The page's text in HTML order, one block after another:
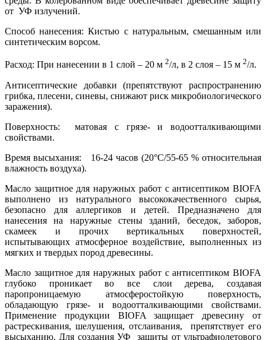
от УФ излучений.
Способ нанесения: Кистью с натуральным, смешанным или
синтетическим ворсом.
Расход: При нанесении в 1 слой – 20 м 2/л, в 2 слоя – 15 м 2/л.
Антисептические добавки (препятствуют распространению
грибка, плесени, синевы, снижают риск микробиологического
заражения).
Поверхность: матовая с грязе- и водоотталкивающими
свойствами.
Время высыхания: 16-24 часов (20°C/55-65 % относительная
влажность воздуха).
Масло защитное для наружных работ с антисептиком BIOFA
выполнено из натурального высококачественного сырья,
безопасно для аллергиков и детей. Предназначено для
нанесения на наружные стены зданий, беседок, заборов,
скамеек и прочих вертикальных поверхностей,
испытывающих атмосферное воздействие, выполненных из
мягких и твердых пород древесины.
Масло защитное для наружных работ с антисептиком BIOFA
глубоко проникает во все слои дерева, создавая
паропроницаемую атмосферостойкую поверхность,
обладающую грязе- и водоотталкивающими свойствами.
Применение продукции BIOFA защищает древесину от
растрескивания, шелушения, отслаивания, препятствует его
высыханию. Для создания УФ защиты от ультрафиолетового